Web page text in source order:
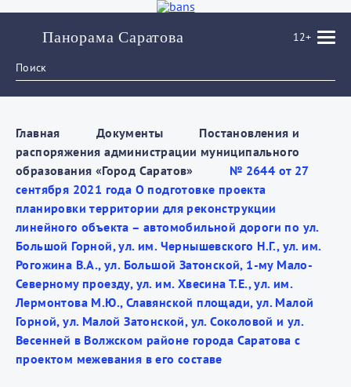
Панорама Саратова 12+
Главная Документы
Постановления и
распоряжения администрации муниципального
образования «Город Саратов»
№ 2644 от 27
сентября 2021 года О подготовке проекта
планировки территории для реконструкции
линейного объекта – автомобильной дороги по ул.
Большой Горной, ул. им. Чернышевского Н.Г., ул. им.
Рогожина В.А., ул. Большой Затонской, 1-му Мало-
Северному проезду, ул. им. Хвесина Т.Е., ул. им.
Лермонтова М.Ю., Славянской площади, ул. Малой
Горной, ул. Малой Затонской, ул. Соколовой и ул.
Весенней в Волжском районе города Саратова с
проектом межевания в его составе